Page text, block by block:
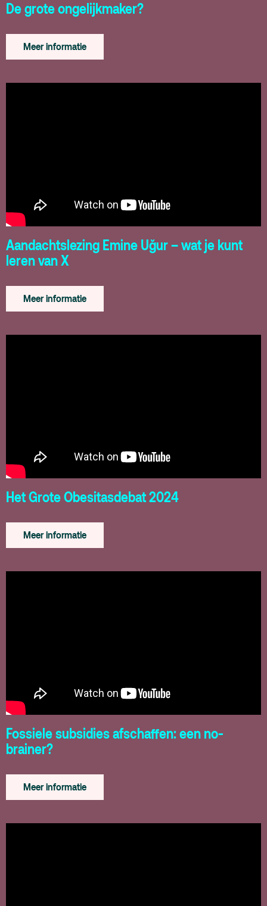
De grote ongelijkmaker?
Meer informatie
Aandachtslezing Emine Uğur – wat je kunt
leren van X
Meer informatie
Het Grote Obesitasdebat 2024
Meer informatie
Fossiele subsidies afschaffen: een no-
brainer?
Meer informatie